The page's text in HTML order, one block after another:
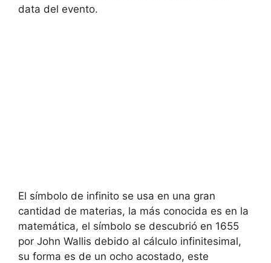
data del evento.
El símbolo de infinito se usa en una gran
cantidad de materias, la más conocida es en la
matemática, el símbolo se descubrió en 1655
por John Wallis debido al cálculo infinitesimal,
su forma es de un ocho acostado, este